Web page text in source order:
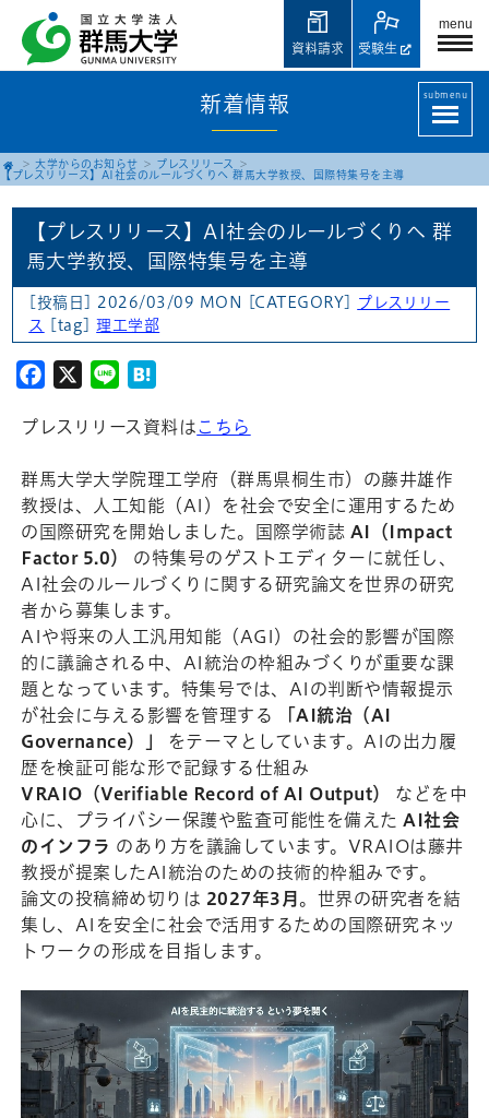
menu
受験生
資料請求
新着情報 submenu
大学からのお知らせ
プレスリリース
【プレスリリース】AI社会のルールづくりへ 群馬大学教授、国際特集号を主導
【プレスリリース】AI社会のルールづくりへ 群
馬大学教授、国際特集号を主導
[投稿日] 2026/03/09 MON [CATEGORY]
プレスリリー
ス
[tag] 理工学部
Facebook
X Line
プレスリリース資料はこちら
群馬大学大学院理工学府（群馬県桐生市）の藤井雄作
教授は、人工知能（AI）を社会で安全に運用するため
の国際研究を開始しました。国際学術誌 AI（Impact
Factor 5.0）
の特集号のゲストエディターに就任し、
AI社会のルールづくりに関する研究論文を世界の研究
者から募集します。
AIや将来の人工汎用知能（AGI）の社会的影響が国際
的に議論される中、AI統治の枠組みづくりが重要な課
題となっています。特集号では、AIの判断や情報提示
が社会に与える影響を管理する
「AI統治（AI
Governance）」
をテーマとしています。AIの出力履
歴を検証可能な形で記録する仕組み
VRAIO（Verifiable Record of AI Output）
などを中
心に、プライバシー保護や監査可能性を備えた AI社会
のインフラ のあり方を議論しています。VRAIOは藤井
教授が提案したAI統治のための技術的枠組みです。
論文の投稿締め切りは 2027年3月 。世界の研究者を結
集し、AIを安全に社会で活用するための国際研究ネッ
トワークの形成を目指します。